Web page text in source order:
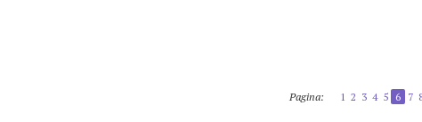
Pagina: 1 2 3 4 5 6 7